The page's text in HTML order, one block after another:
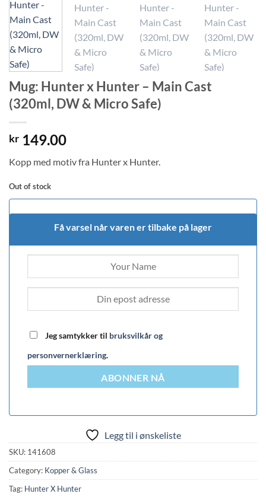
Mug: Hunter x Hunter – Main Cast
(320ml, DW & Micro Safe)
kr 149.00
Kopp med motiv fra Hunter x Hunter.
Out of stock
Få varsel når varen er tilbake på lager
Jeg samtykker til bruksvilkår og
personvernerklæring.
ABONNER NÅ
Legg til i ønskeliste
SKU: 141608
Category: Kopper & Glass
Tag: Hunter X Hunter